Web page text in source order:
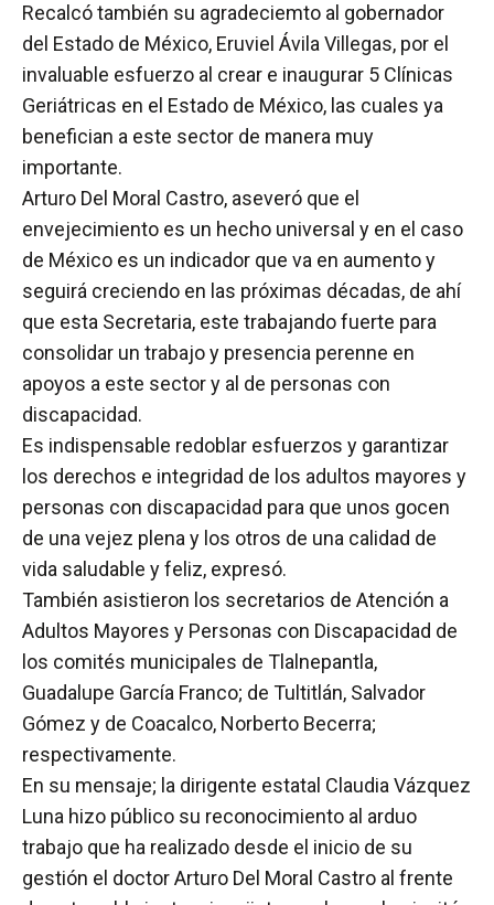
Recalcó también su agradeciemto al gobernador
del Estado de México, Eruviel Ávila Villegas, por el
invaluable esfuerzo al crear e inaugurar 5 Clínicas
Geriátricas en el Estado de México, las cuales ya
benefician a este sector de manera muy
importante.
Arturo Del Moral Castro, aseveró que el
envejecimiento es un hecho universal y en el caso
de México es un indicador que va en aumento y
seguirá creciendo en las próximas décadas, de ahí
que esta Secretaria, este trabajando fuerte para
consolidar un trabajo y presencia perenne en
apoyos a este sector y al de personas con
discapacidad.
Es indispensable redoblar esfuerzos y garantizar
los derechos e integridad de los adultos mayores y
personas con discapacidad para que unos gocen
de una vejez plena y los otros de una calidad de
vida saludable y feliz, expresó.
También asistieron los secretarios de Atención a
Adultos Mayores y Personas con Discapacidad de
los comités municipales de Tlalnepantla,
Guadalupe García Franco; de Tultitlán, Salvador
Gómez y de Coacalco, Norberto Becerra;
respectivamente.
En su mensaje; la dirigente estatal Claudia Vázquez
Luna hizo público su reconocimiento al arduo
trabajo que ha realizado desde el inicio de su
gestión el doctor Arturo Del Moral Castro al frente